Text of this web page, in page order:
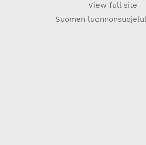
View full site
Suomen